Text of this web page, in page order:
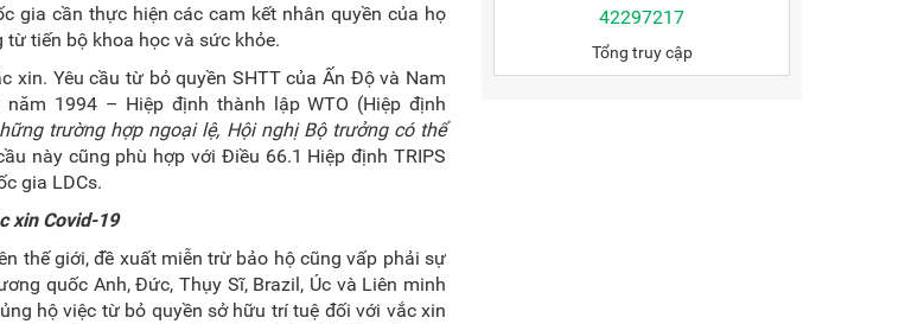
gia cần thực hiện các cam kết nhân quyền của họ
tiến bộ khoa học và sức khỏe.
Yêu cầu từ bỏ quyền SHTT của Ấn Độ và Nam
1994 – Hiệp định thành lập WTO (Hiệp định
trường hợp ngoại lệ, Hội nghị Bộ trưởng có thể
này cũng phù hợp với Điều 66.1 Hiệp định TRIPS
quốc gia LDCs.
xin Covid-19
thế giới, đề xuất miễn trừ bảo hộ cũng vấp phải sự
quốc Anh, Đức, Thụy Sĩ, Brazil, Úc và Liên minh
hộ việc từ bỏ quyền sở hữu trí tuệ đối với vắc xin
42297217
Tổng truy cập